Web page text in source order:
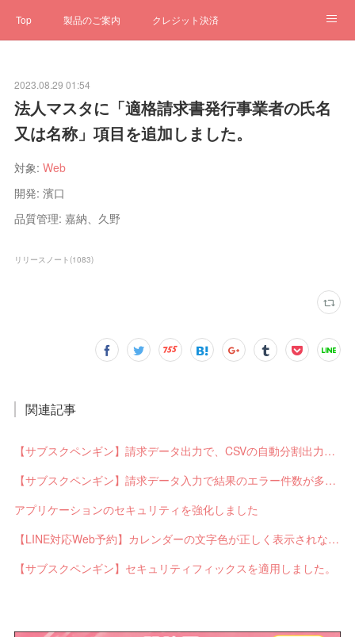
Top 製品のご案内 クレジット決済
クローゼット ステータス お問合せ
2023.08.29 01:54
法人マスタに「適格請求書発行事業者の氏名
又は名称」項目を追加しました。
対象:Web
開発: 濱口
品質管理: 嘉納、久野
リリースノート (1083)
関連記事
【サブスクペンギン】請求データ出力で、CSVの自動分割出力と出力ステータスの確認ができるようになりました。
【サブスクペンギン】請求データ入力で結果のエラー件数が多い場合に応答不能になるバグを修正しました。
アプリケーションのセキュリティを強化しました
【LINE対応Web予約】カレンダーの文字色が正しく表示されないバグを修正しました。
【サブスクペンギン】セキュリティフィックスを適用しました。